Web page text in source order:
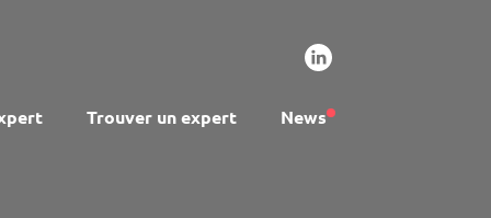
Trouver un expert News